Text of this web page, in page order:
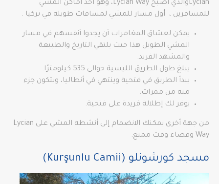
Lycianوالذي أصبح Lycian Way، وهو أحد أماكن المشي
للمسافرين ، أول مسار للمشي لمسافات طويلة في تركيا .
يمكن لعشاق المغامرات أن يجدوا أنفسهم في مسار
المشي الطويل هذا حيث يلتقي التاريخ والطبيعة
والمشهد الفريد.
يبلغ طول الطريق الليسية حوالي 535 كيلومترًا.
يبدأ الطريق في فتحية وينتهي في أنطاليا، ويتكون جزء
منه من ممرات.
يوفر لك إطلالة فريدة على فتحية.
من جهة أخرى يمكنك الانضمام إلى أنشطة المشي على Lycian
Way وقضاء وقت ممتع.
مسجد كورشونلو (Kurşunlu Camii)